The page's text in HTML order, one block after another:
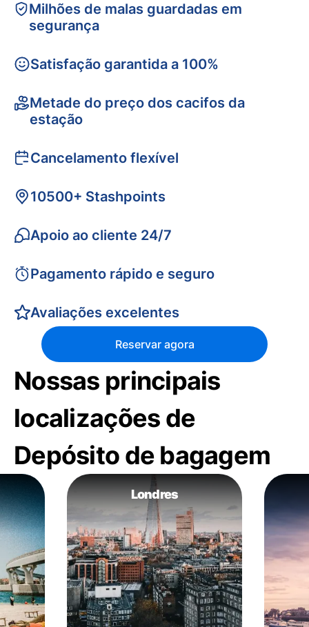
Milhões de malas guardadas em
segurança
Satisfação garantida a 100%
Metade do preço dos cacifos da
estação
Cancelamento flexível
10500+ Stashpoints
Apoio ao cliente 24/7
Pagamento rápido e seguro
Avaliações excelentes
Reservar agora
Nossas principais
localizações de
Depósito de bagagem
Londres